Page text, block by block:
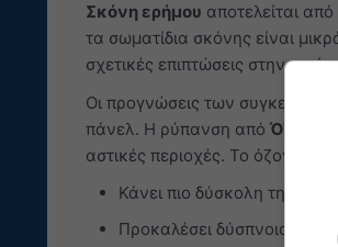
Σκόνη ερήμου αποτελείται
τα σωματίδια σκόνης είναι
σχετικές επιπτώσεις στην υγεία.
Οι προγνώσεις των
πάνελ. Η ρύπανση από Όζον
αστικές περιοχές. Το όζον
Κάνει πιο δύσκολη την
Προκαλέσει δύσπνοια και